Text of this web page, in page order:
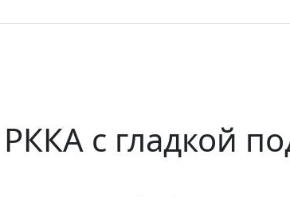
с гладкой